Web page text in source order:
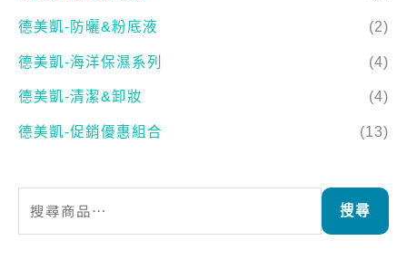
德美凱-防曬&粉底液 (2)
德美凱-海洋保濕系列 (4)
德美凱-清潔&卸妝 (4)
德美凱-促銷優惠組合 (13)
搜尋